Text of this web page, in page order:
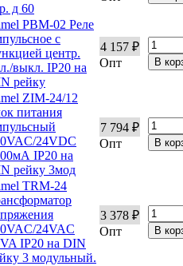
д 60
PBM-02 Реле
с
центр.
выкл. IP20 на
рейку
4 157 ₽
Опт
ZIM-24/12
питания
24VDC
IP20 на
рейку 3мод
7 794 ₽
Опт
TRM-24
24VAC
IP20 на DIN
3 модульный.
3 378 ₽
Опт